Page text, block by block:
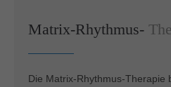
Matrix-Rhythmus-
Die Matrix-Rhythmus-Therapie